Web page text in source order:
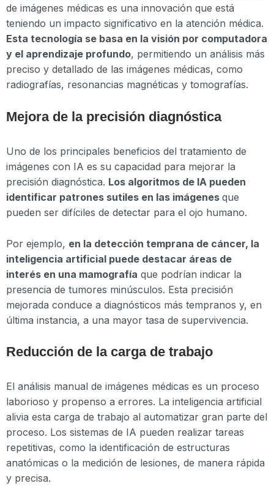
de imágenes médicas es una innovación que está
teniendo un impacto significativo en la atención médica.
Esta tecnología se basa en la visión por computadora
y el aprendizaje profundo, permitiendo un análisis más
preciso y detallado de las imágenes médicas, como
radiografías, resonancias magnéticas y tomografías.
Mejora de la precisión diagnóstica
Uno de los principales beneficios del tratamiento de
imágenes con IA es su capacidad para mejorar la
precisión diagnóstica. Los algoritmos de IA pueden
identificar patrones sutiles en las imágenes que
pueden ser difíciles de detectar para el ojo humano.
Por ejemplo, en la detección temprana de cáncer, la
inteligencia artificial puede destacar áreas de
interés en una mamografía que podrían indicar la
presencia de tumores minúsculos. Esta precisión
mejorada conduce a diagnósticos más tempranos y, en
última instancia, a una mayor tasa de supervivencia.
Reducción de la carga de trabajo
El análisis manual de imágenes médicas es un proceso
laborioso y propenso a errores. La inteligencia artificial
alivia esta carga de trabajo al automatizar gran parte del
proceso. Los sistemas de IA pueden realizar tareas
repetitivas, como la identificación de estructuras
anatómicas o la medición de lesiones, de manera rápida
y precisa.